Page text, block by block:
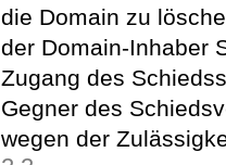
die Domain zu
der Domain-Inhaber
Zugang des
Gegner des
wegen der